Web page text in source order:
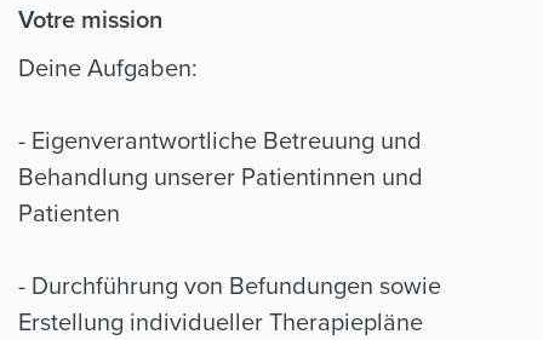
Votre mission
Deine Aufgaben:
- Eigenverantwortliche Betreuung und
Behandlung unserer Patientinnen und
Patienten
- Durchführung von Befundungen sowie
Erstellung individueller Therapiepläne